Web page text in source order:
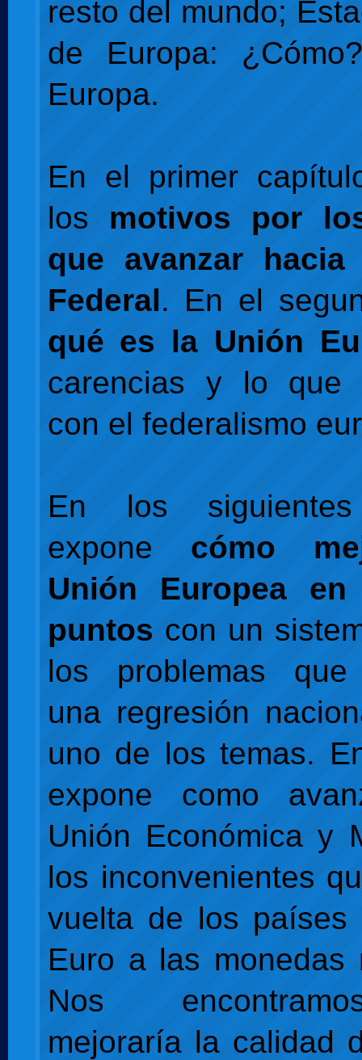
resto del mundo;
de Europa:
Europa.
En el primer
los motivos por
que avanzar
Federal. En el
qué es la Unión
carencias y lo que
con el federalismo
En los
expone cómo
Unión Europea en
puntos con un
los problemas que
una regresión
uno de los temas.
expone como
Unión Económica y
los inconvenientes
vuelta de los
Euro a las monedas
Nos
mejoraría la calidad